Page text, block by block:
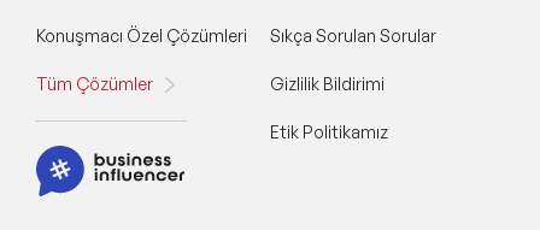
Konuşmacı Özel Çözümleri
Tüm Çözümler
Sıkça Sorulan Sorular
Gizlilik Bildirimi
Etik Politikamız